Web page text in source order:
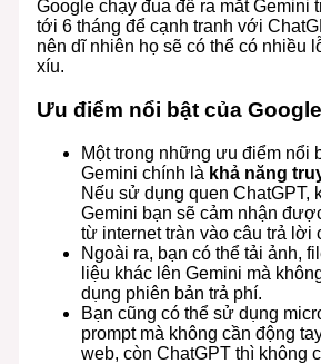
Google chạy đua để ra mắt Gemini
tới 6 tháng để cạnh tranh với
nên dĩ nhiên họ sẽ có thể có nhiều
xíu.
Ưu điểm nổi bật của
Một trong những ưu điểm nổi
Gemini chính là khả năng
Nếu sử dụng quen ChatGPT,
Gemini bạn sẽ cảm nhận
từ internet tràn vào câu trả lời
Ngoài ra, bạn có thể tải ảnh,
liệu khác lên Gemini mà
dụng phiên bản trả phí.
Bạn cũng có thể sử dụng
prompt mà không cần động
web, còn ChatGPT thì không